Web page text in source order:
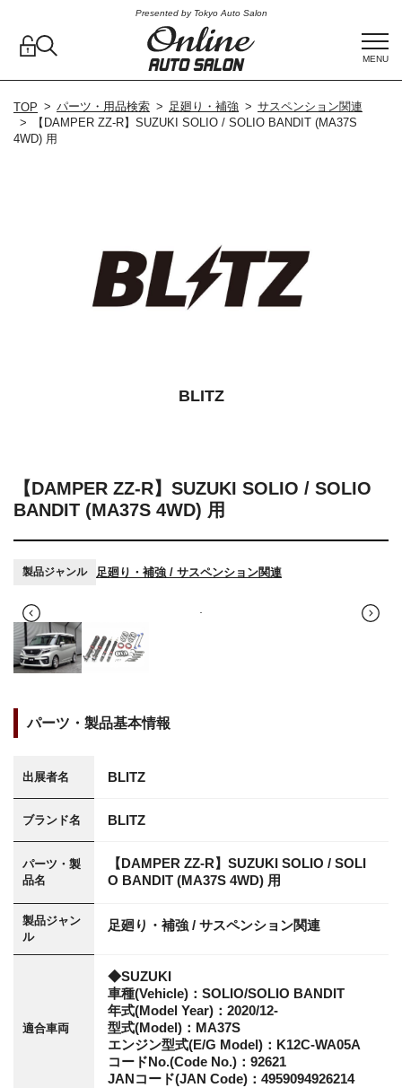
Presented by Tokyo Auto Salon
MENU
TOP パーツ・用品検索 足廻り・補強
サスペンション関連
【DAMPER ZZ-R】SUZUKI SOLIO / SOLIO BANDIT (MA37S
4WD) 用
【DAMPER ZZ-R】SUZUKI SOLIO / SOLIO
BANDIT (MA37S 4WD) 用
製品ジャンル 足廻り・補強 / サスペンション関連
パーツ・製品基本情報
出展者名 BLITZ
ブランド名 BLITZ
パーツ・製
品名
【DAMPER ZZ-R】SUZUKI SOLIO / SOLI
O BANDIT (MA37S 4WD) 用
製品ジャン
ル
足廻り・補強 / サスペンション関連
適合車両
◆SUZUKI
車種(Vehicle)：SOLIO/SOLIO BANDIT
年式(Model Year)：2020/12-
型式(Model)：MA37S
エンジン型式(E/G Model)：K12C-WA05A
コードNo.(Code No.)：92621
JANコード(JAN Code)：4959094926214
BLITZ